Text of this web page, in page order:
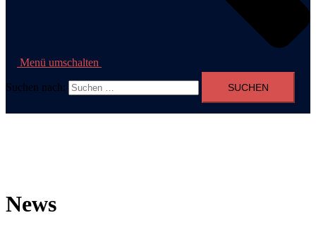
Menü umschalten
Suchen nach:
News